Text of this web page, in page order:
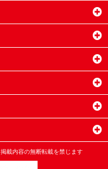
掲載内容の無断転載を禁じます